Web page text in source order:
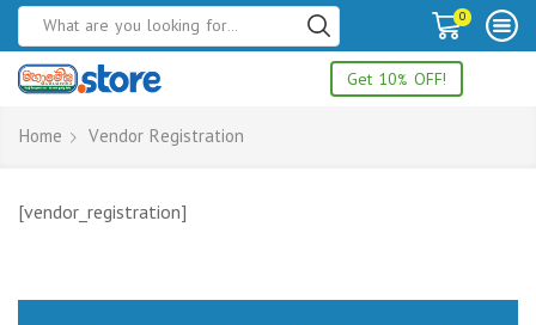
0
Get 10% OFF!
Home Vendor Registration
[vendor_registration]